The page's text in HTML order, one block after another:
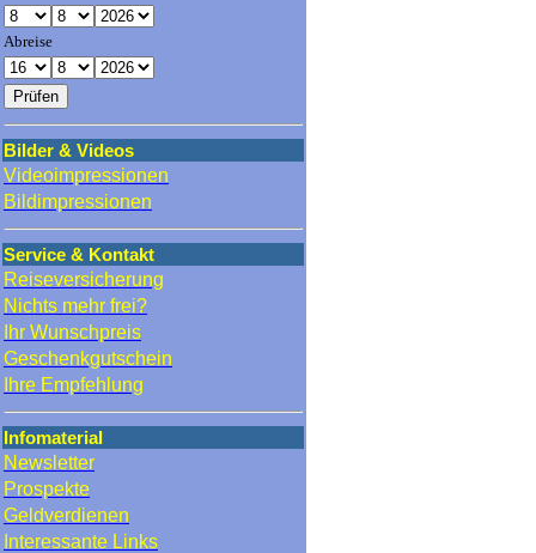
Abreise
Bilder & Videos
Videoimpressionen
Bildimpressionen
Service & Kontakt
Reiseversicherung
Nichts mehr frei?
Ihr Wunschpreis
Geschenkgutschein
Ihre Empfehlung
Infomaterial
Newsletter
Prospekte
Geldverdienen
Interessante Links